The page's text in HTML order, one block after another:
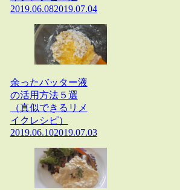
2019.06.082019.07.04
余ったバッター液
の活用方法５選
（真似できるリメ
イクレシピ）
2019.06.102019.07.03